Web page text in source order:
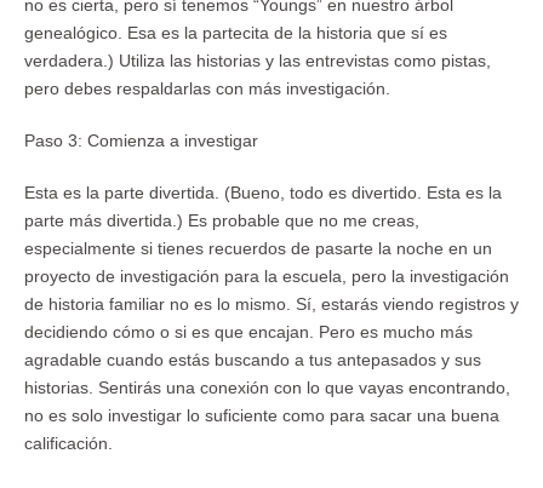
no es cierta, pero sí tenemos “Youngs” en nuestro árbol
genealógico. Esa es la partecita de la historia que sí es
verdadera.) Utiliza las historias y las entrevistas como pistas,
pero debes respaldarlas con más investigación.
Paso 3: Comienza a investigar
Esta es la parte divertida. (Bueno, todo es divertido. Esta es la
parte más divertida.) Es probable que no me creas,
especialmente si tienes recuerdos de pasarte la noche en un
proyecto de investigación para la escuela, pero la investigación
de historia familiar no es lo mismo. Sí, estarás viendo registros y
decidiendo cómo o si es que encajan. Pero es mucho más
agradable cuando estás buscando a tus antepasados y sus
historias. Sentirás una conexión con lo que vayas encontrando,
no es solo investigar lo suficiente como para sacar una buena
calificación.